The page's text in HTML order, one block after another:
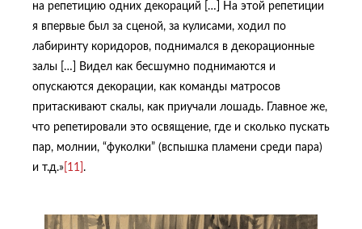
на репетицию одних декораций […] На этой репетиции
я впервые был за сценой, за кулисами, ходил по
лабиринту коридоров, поднимался в декорационные
залы […] Видел как бесшумно поднимаются и
опускаются декорации, как команды матросов
притаскивают скалы, как приучали лошадь. Главное же,
что репетировали это освящение, где и сколько пускать
пар, молнии, “фуколки” (вспышка пламени среди пара)
и т.д.» [11] .